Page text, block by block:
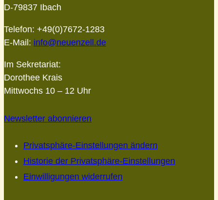
D-79837 Ibach
Telefon: +49(0)7672-1283
E-Mail: info@neuenzell.de
Im Sekretariat:
Dorothee Krais
Mittwochs 10 – 12 Uhr
Newsletter abonnieren
Privatsphäre-Einstellungen ändern
Historie der Privatsphäre-Einstellungen
Einwilligungen widerrufen